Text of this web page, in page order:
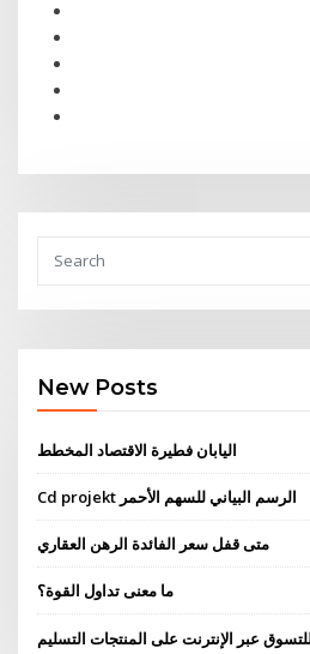
New Posts
اليابان فطيرة الاقتصاد المخطط
Cd projekt الرسم البياني للسهم الأحمر
متى قفل سعر الفائدة الرهن العقاري
ما معنى تداول القوة؟
عبر الإنترنت على المنتجات التسليم